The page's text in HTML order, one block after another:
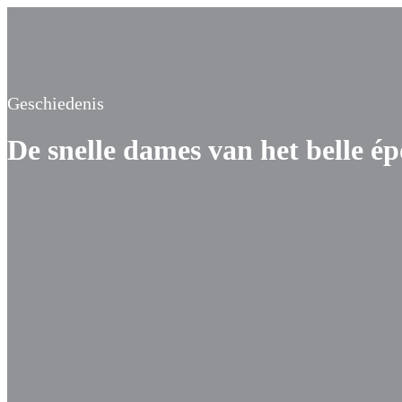
Geschiedenis
De snelle dames van het belle